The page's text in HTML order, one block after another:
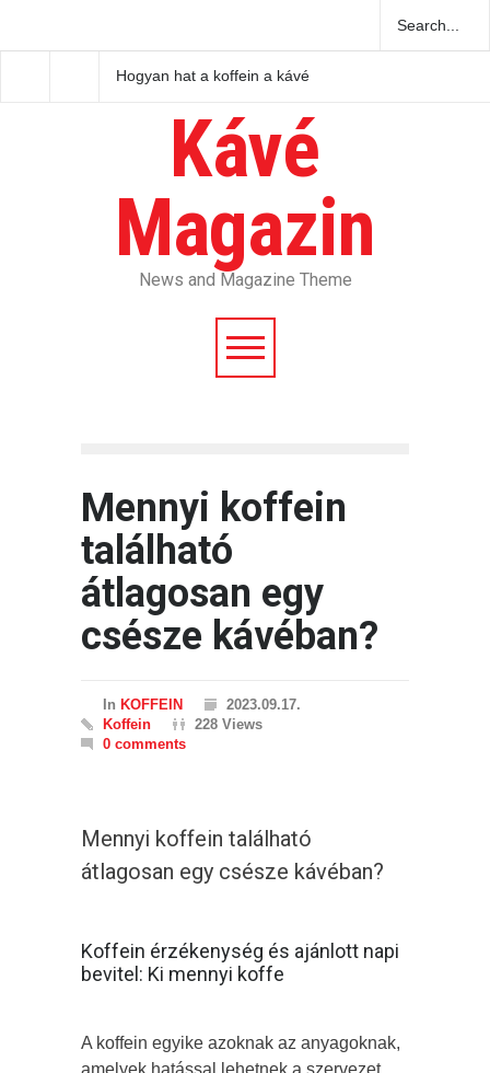
Hogyan hat a koffein a kávé
Kávé
Magazin
News and Magazine Theme
Mennyi koffein
található
átlagosan egy
csésze kávéban?
In KOFFEIN
2023.09.17.
Koffein
228 Views
0 comments
Mennyi koffein található
átlagosan egy csésze kávéban?
Koffein érzékenység és ajánlott napi
bevitel: Ki mennyi koffe
A koffein egyike azoknak az anyagoknak,
amelyek hatással lehetnek a szervezet